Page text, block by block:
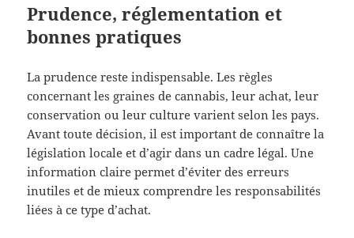
Prudence, réglementation et
bonnes pratiques
La prudence reste indispensable. Les règles
concernant les graines de cannabis, leur achat, leur
conservation ou leur culture varient selon les pays.
Avant toute décision, il est important de connaître la
législation locale et d’agir dans un cadre légal. Une
information claire permet d’éviter des erreurs
inutiles et de mieux comprendre les responsabilités
liées à ce type d’achat.